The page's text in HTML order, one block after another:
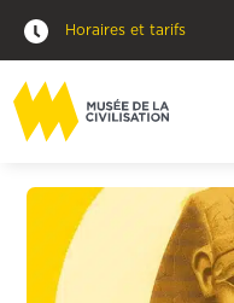
Horaires et tarifs